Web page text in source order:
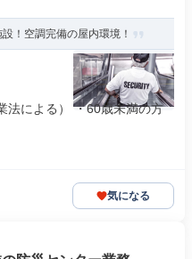
！空調完備の屋内環境！
法による） ・60歳未満の方
気になる